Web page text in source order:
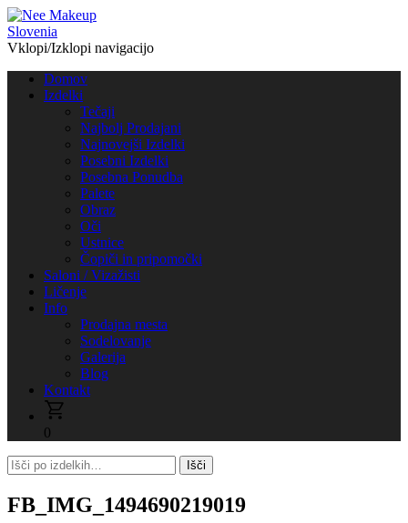
Vklopi/Izklopi navigacijo
Domov
Izdelki
Tečaji
Najbolj Prodajani
Najnovejši Izdelki
Posebni Izdelki
Posebna Ponudba
Palete
Obraz
Oči
Ustnice
Čopiči in pripomočki
Saloni / Vizažisti
Ličenje
Info
Prodajna mesta
Sodelovanje
Galerija
Blog
Kontakt
0
FB_IMG_1494690219019